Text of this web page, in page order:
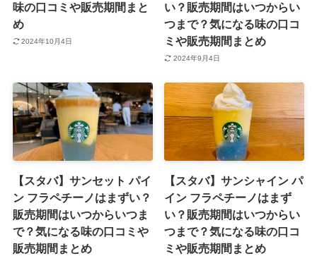
味の口コミや販売期間まと
め
2024年10月4日
い？販売期間はいつからい
つまで？気になる味の口コ
ミや販売期間まとめ
2024年9月4日
【スタバ】サンセット パイ
ン フラペチーノはまずい？
販売期間はいつからいつま
で？気になる味の口コミや
販売期間まとめ
【スタバ】サンシャイン パ
イン フラペチーノはまず
い？販売期間はいつからい
つまで？気になる味の口コ
ミや販売期間まとめ